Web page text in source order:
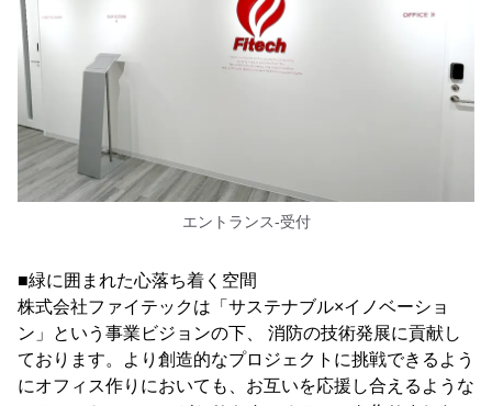
エントランス-受付
■緑に囲まれた心落ち着く空間
株式会社ファイテックは「サステナブル×イノベーショ
ン」という事業ビジョンの下、 消防の技術発展に貢献し
ております。より創造的なプロジェクトに挑戦できるよう
にオフィス作りにおいても、お互いを応援し合えるような